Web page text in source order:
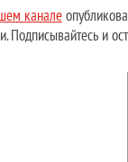
канале
Подписывайтесь и